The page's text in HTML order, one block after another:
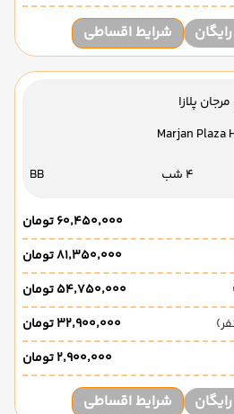
شرایط اقساطی
پلازا
Marjan Plaza
4 شب BB
۶۰٬۴۵۰٬۰۰۰ تومان
۸۱٬۳۵۰٬۰۰۰ تومان
۵۴٬۷۵۰٬۰۰۰ تومان
۳۲٬۹۰۰٬۰۰۰ تومان
۲٬۹۰۰٬۰۰۰ تومان
شرایط اقساطی